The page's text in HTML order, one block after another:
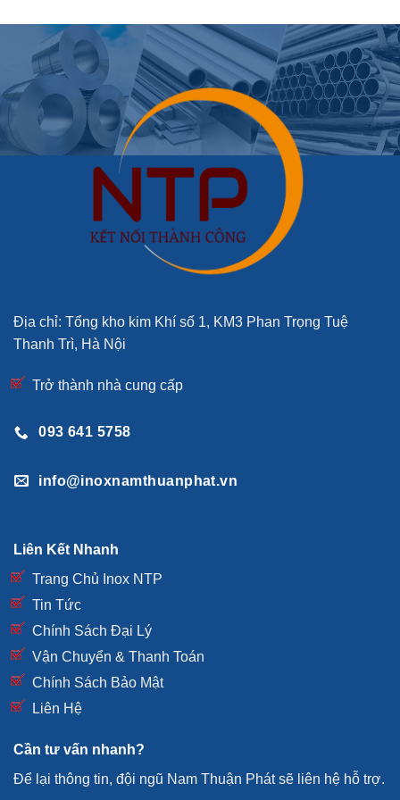
Ống inox công nghiệp Sơn Hà
Lợi Ích Khi Sử Dụng Phụ Kiện Inox Trang
Trí Trong Công Trình
Tăng Cường Thẩm Mỹ Cho Công Trình
Một trong những lý do chính khiến các công trình trang
trí hiện đại sử dụng nhiều
co hàn cút hàn inox
nhờ tính thẩm mỹ cao. Inox có độ sáng bóng tự nhiên,
phản chiếu ánh sáng tốt, tạo cảm giác hiện đại, sạch
sẽ và sang trọng. Điều này đặc biệt quan trọng đối với
các công trình yêu cầu cao về mặt thẩm mỹ như:
Trang trí nội thất nhà ở cao cấp: Tạo điểm nhấn
cho không gian bếp, phòng khách hoặc phòng tắm.
khách sạn hoặc showroom, nơi mà vẻ đẹp và sự
Địa chỉ: Tổng kho kim Khí số 1, KM3 Phan Trọng Tuệ
Thanh Trì, Hà Nội
Trở thành nhà cung cấp
093 641 5758
info@inoxnamthuanphat.vn
Liên Kết Nhanh
Trang Chủ Inox NTP
Tin Tức
Chính Sách Đại Lý
Vận Chuyển & Thanh Toán
Chính Sách Bảo Mật
Liên Hệ
Cần tư vấn nhanh?
Để lại thông tin, đội ngũ Nam Thuận Phát sẽ liên hệ hỗ trợ.